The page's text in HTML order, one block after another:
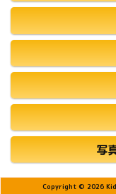
写
Copyright © 2026